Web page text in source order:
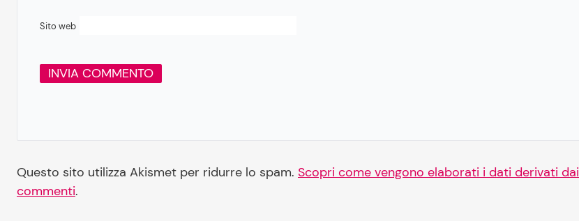
Sito web
Questo sito utilizza Akismet per ridurre lo spam. Scopri come vengono elaborati i dati derivati dai
commenti.